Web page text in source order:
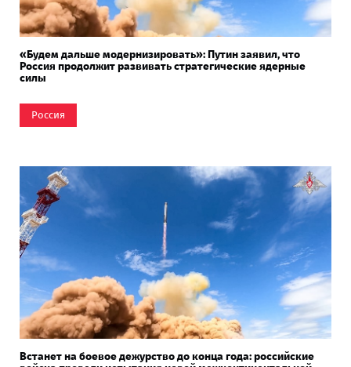
«Будем дальше модернизировать»: Путин заявил, что
Россия продолжит развивать стратегические ядерные
силы
Россия
Встанет на боевое дежурство до конца года: российские